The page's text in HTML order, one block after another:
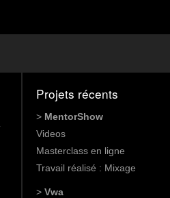
Projets récents
> MentorShow
Videos
Masterclass en ligne
Travail réalisé : Mixage
> Vwa